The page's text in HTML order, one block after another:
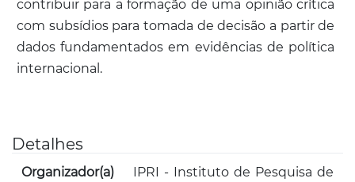
contribuir para a formação de uma opinião crítica
com subsídios para tomada de decisão a partir de
dados fundamentados em evidências de política
internacional.
Detalhes
Organizador(a)
IPRI - Instituto de Pesquisa de